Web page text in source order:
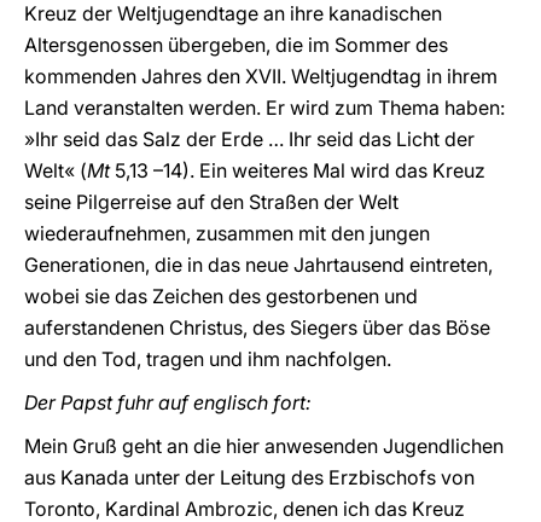
Kreuz der Weltjugendtage an ihre kanadischen
Altersgenossen übergeben, die im Sommer des
kommenden Jahres den XVII. Weltjugendtag in ihrem
Land veranstalten werden. Er wird zum Thema haben:
»Ihr seid das Salz der Erde … Ihr seid das Licht der
Welt« (Mt5,13 –14). Ein weiteres Mal wird das Kreuz
seine Pilgerreise auf den Straßen der Welt
wiederaufnehmen, zusammen mit den jungen
Generationen, die in das neue Jahrtausend eintreten,
wobei sie das Zeichen des gestorbenen und
auferstandenen Christus, des Siegers über das Böse
und den Tod, tragen und ihm nachfolgen.
Der Papst fuhr auf englisch fort:
Mein Gruß geht an die hier anwesenden Jugendlichen
aus Kanada unter der Leitung des Erzbischofs von
Toronto, Kardinal Ambrozic, denen ich das Kreuz